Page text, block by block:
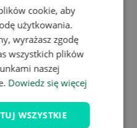
Oravicecookie, aby
użytkowania.
wyrażasz zgodę
wszystkich plików
naszej
Dowiedz się więcej
WSZYSTKIE